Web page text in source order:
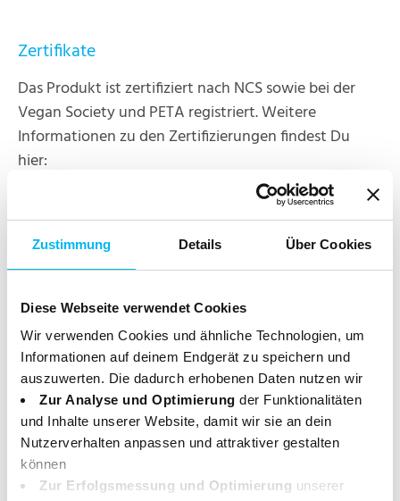
Zustimmung Details Über Cookies
Diese Webseite verwendet Cookies
Wir verwenden Cookies und ähnliche Technologien, um
Informationen auf deinem Endgerät zu speichern und
auszuwerten. Die dadurch erhobenen Daten nutzen wir
Zur Analyse und Optimierung der Funktionalitäten
und Inhalte unserer Website, damit wir sie an dein
Nutzerverhalten anpassen und attraktiver gestalten
können
Zur Erfolgsmessung und Optimierung unserer
Zertifikate
Das Produkt ist zertifiziert nach NCS sowie bei der
Vegan Society und PETA registriert. Weitere
Informationen zu den Zertifizierungen findest Du
hier:
Sauberer Inhalt
98% der Inhaltsstoffe landwirtschaftlichen Ursprungs
sind aus Bio-Anbau. Biologisch abbaubar. Frei von
synthetischen Farb-, Konservierungs- und
Duftstoffen. Ohne Erdölchemie und ohne Gentechnik.
Ohne Enzyme und ohne Mikroplastik.